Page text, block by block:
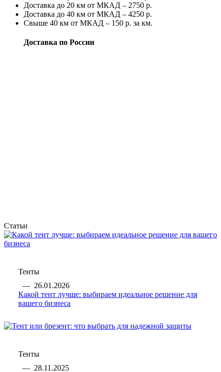
Доставка до 20 км от МКАД – 2750 р.
Доставка до 40 км от МКАД – 4250 р.
Свыше 40 км от МКАД – 150 р. за км.
Доставка по России
Статьи
Тенты
— 26.01.2026
Какой тент лучше: выбираем идеальное решение для
вашего бизнеса
Тенты
— 28.11.2025